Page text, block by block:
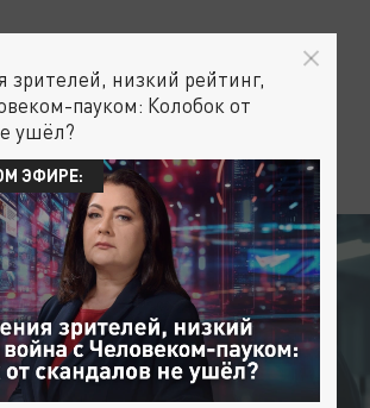
НАУКА
зрителей, низкий рейтинг,
пауком: Колобок от
ушёл?
ЭФИРЕ: